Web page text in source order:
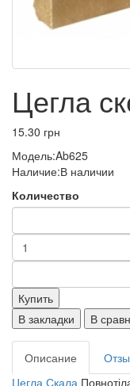
Цегла
15.30 грн
Модель:Ab625
Наличие:В наличии
Количество
Купить
В закладки
В
Описание
Цегла Скала